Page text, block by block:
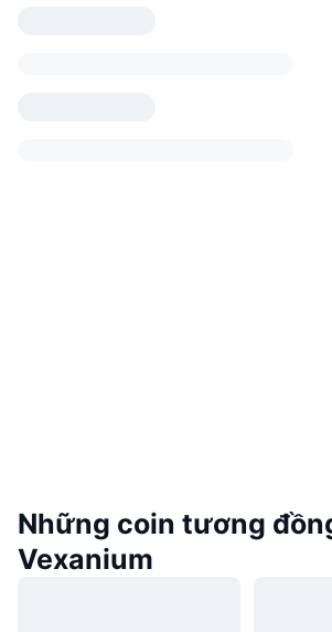
Những coin tương
Vexanium